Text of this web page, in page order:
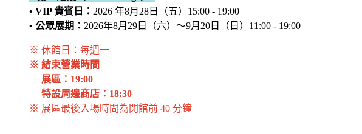
• VIP 貴賓日： 2026 年8月28日（五）15:00 - 19:00
• 公眾展期： 2026年8月29日（六）～9月20日（日）11:00 - 19:00
※ 休館日：每週一
※ 結束營業時間
展區：19:00
特設周邊商店：18:30
※ 展區最後入場時間為閉館前 40 分鐘